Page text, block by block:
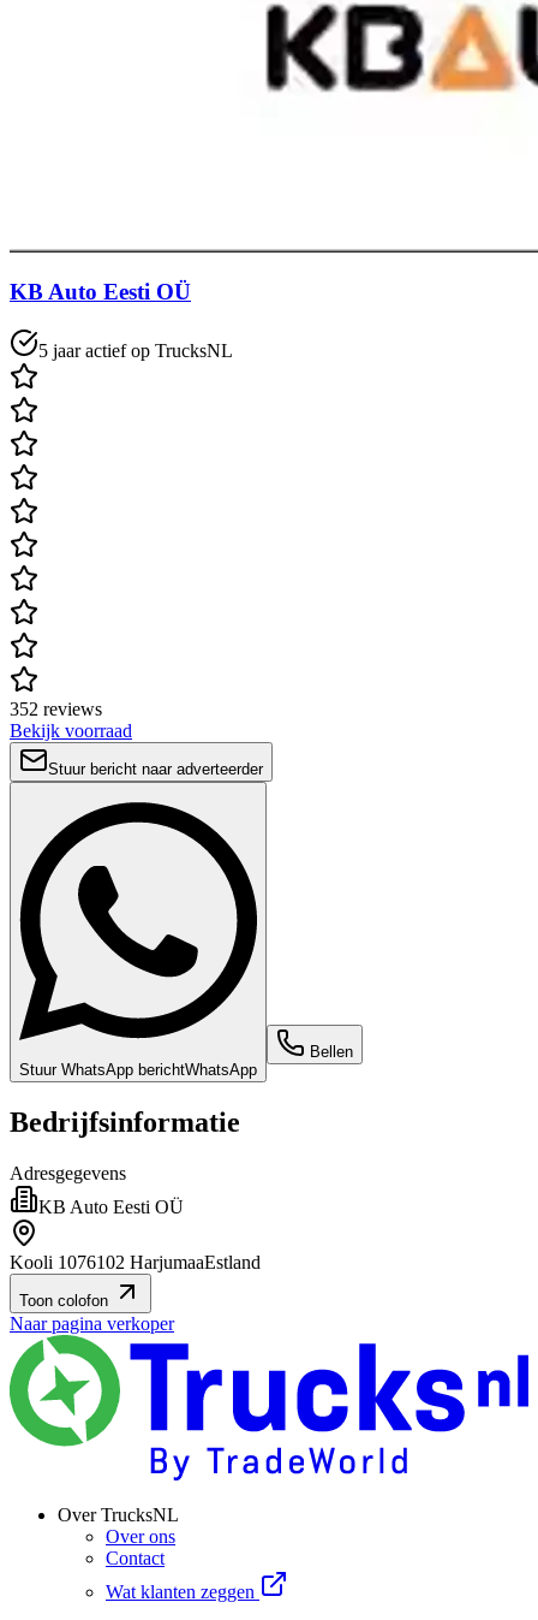
KB Auto Eesti OÜ
5 jaar actief op TrucksNL
352 reviews
Bekijk voorraad
Stuur bericht naar adverteerder
Stuur WhatsApp berichtWhatsApp
Bellen
Bedrijfsinformatie
Adresgegevens
KB Auto Eesti OÜ
Kooli 1076102 HarjumaaEstland
Toon colofon
Naar pagina verkoper
Over TrucksNL
Over ons
Contact
Wat klanten zeggen